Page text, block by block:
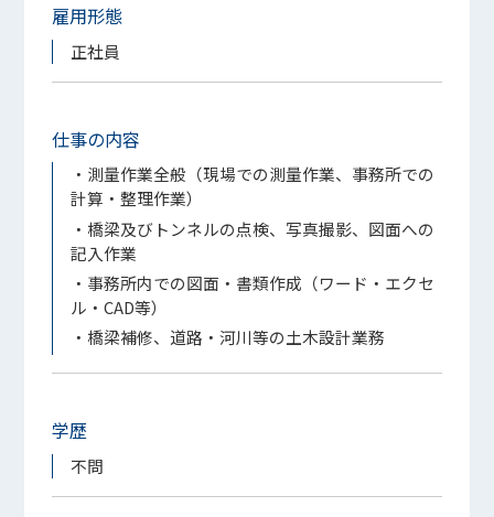
雇用形態
正社員
仕事の内容
・測量作業全般（現場での測量作業、事務所での
計算・整理作業）
・橋梁及びトンネルの点検、写真撮影、図面への
記入作業
・事務所内での図面・書類作成（ワード・エクセ
ル・CAD等）
・橋梁補修、道路・河川等の土木設計業務
学歴
不問